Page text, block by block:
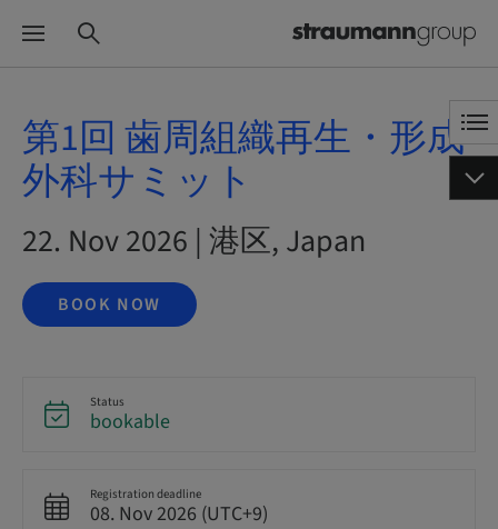
第1回 歯周組織再生・形成
外科サミット
22. Nov 2026 | 港区, Japan
BOOK NOW
Status
bookable
Registration deadline
08. Nov 2026 (UTC+9)